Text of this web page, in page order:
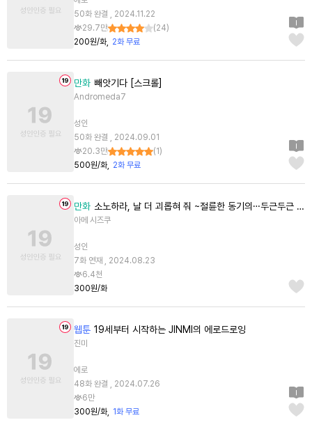
50화 완결 , 2024.11.22
29.7만
(24)
200원/화
2화 무료
만화 빼앗기다 [스크롤]
Andromeda7
성인
50화 완결 , 2024.09.01
20.3만
(1 )
500원/화
2화 무료
만화 소노하라, 날 더 괴롭혀 줘 ~절륜한 동기의…두근두근 깊은 사랑~
아메 시즈쿠
성인
7화 연재 , 2024.08.23
6.4천
300원/화
웹툰 19세부터 시작하는 JINMI의 에로드로잉
진미
에로
48화 완결 , 2024.07.26
6만
300원/화
1화 무료